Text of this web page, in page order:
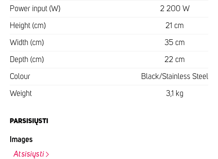
Power input (W) 2 200 W
Height (cm) 21 cm
Width (cm) 35 cm
Depth (cm) 22 cm
Colour Black/Stainless Steel
Weight 3,1 kg
PARSISIŲSTI
Images
Atsisiųsti